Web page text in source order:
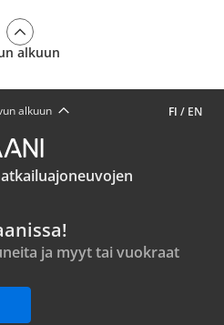
alkuun
FI / EN
alkuun
ja myyt tai vuokraat